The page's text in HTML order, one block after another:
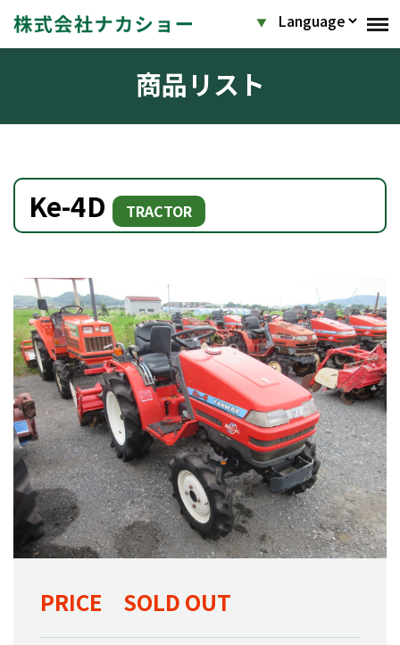
商品リスト
Ke-4D TRACTOR
PRICE SOLD OUT